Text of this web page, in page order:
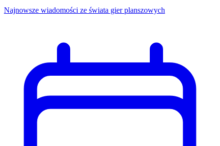
Najnowsze wiadomości ze świata gier planszowych